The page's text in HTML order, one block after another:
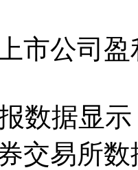
公司盈
据显示
交易所